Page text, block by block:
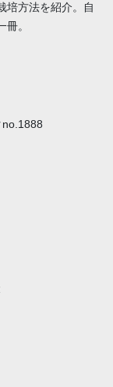
培方法を紹介。自
。
no.1888